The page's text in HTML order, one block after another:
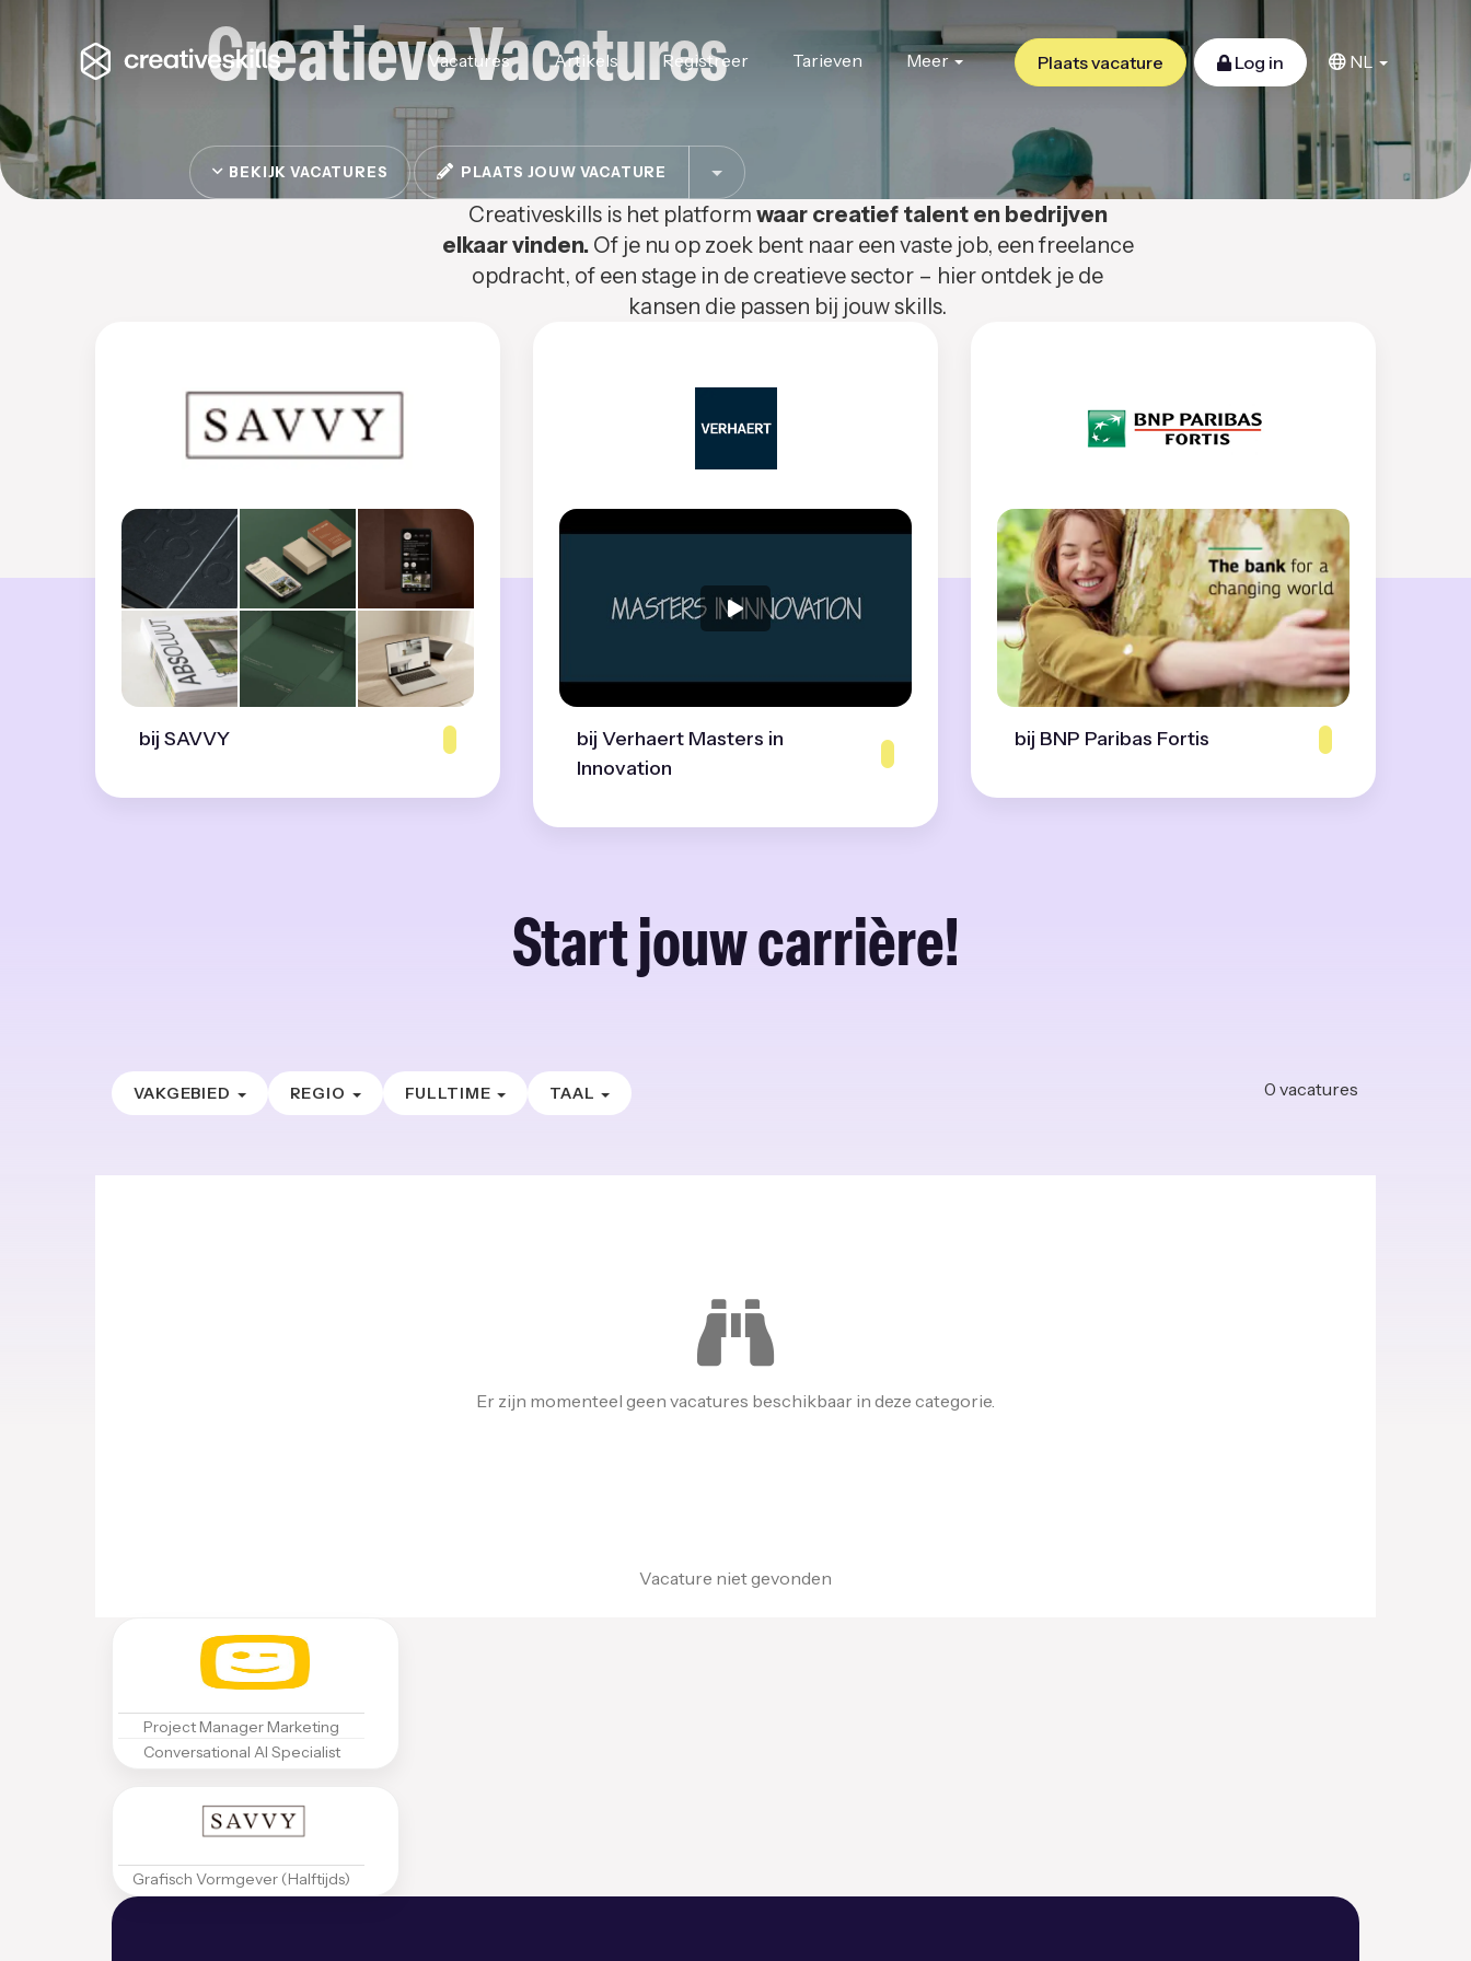
Vacatures Artikels Registreer Tarieven Meer Plaats vacature Log in NL
Creatieve Vacatures
BEKIJK VACATURES PLAATS JOUW VACATURE
Creativeskills is het platform waar creatief talent en bedrijven
elkaar vinden. Of je nu op zoek bent naar een vaste job, een freelance
opdracht, of een stage in de creatieve sector – hier ontdek je de
kansen die passen bij jouw skills.
bij SAVVY
bij Verhaert Masters in
Innovation
bij BNP Paribas Fortis
Start jouw carrière!
VAKGEBIED REGIO FULLTIME TAAL 0 vacatures
Er zijn momenteel geen vacatures beschikbaar in deze categorie.
Vacature niet gevonden
Project Manager Marketing
Conversational AI Specialist
Grafisch Vormgever (Halftijds)